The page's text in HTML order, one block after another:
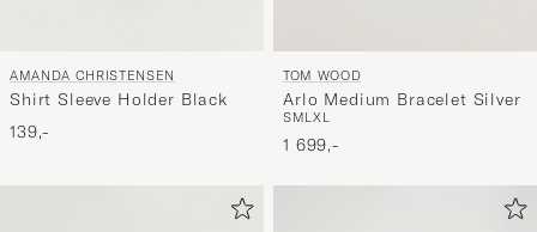
AMANDA CHRISTENSEN
Shirt Sleeve Holder Black
139,-
TOM WOOD
Arlo Medium Bracelet Silver
SMLXL
1 699,-